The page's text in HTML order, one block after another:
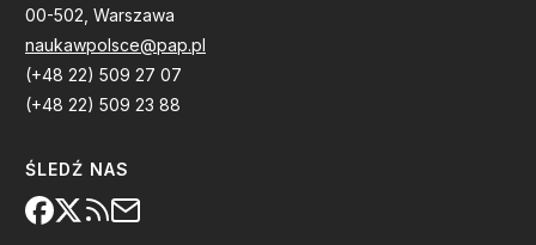
00-502, Warszawa
naukawpolsce@pap.pl
(+48 22) 509 27 07
(+48 22) 509 23 88
ŚLEDŹ NAS